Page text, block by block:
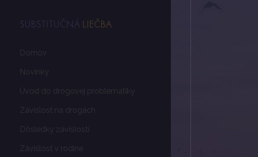
SUBSTITUČNÁ LIEČBA
Domov
Novinky
Úvod do drogovej problematiky
Závislosť na drogách
Dôsledky závislosti
Závislosť v rodine